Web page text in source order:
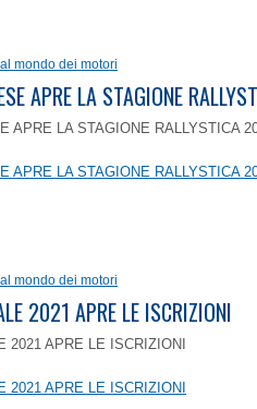
mondo dei motori
APRE LA STAGIONE
APRE LA STAGIONE RALLYSTICA
APRE LA STAGIONE RALLYSTICA
mondo dei motori
2021 APRE LE ISCRIZIONI
2021 APRE LE ISCRIZIONI
2021 APRE LE ISCRIZIONI